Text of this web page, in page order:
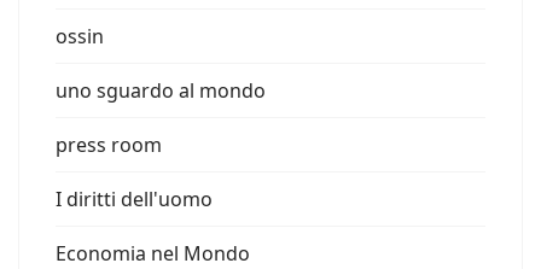
ossin
uno sguardo al mondo
press room
I diritti dell'uomo
Economia nel Mondo